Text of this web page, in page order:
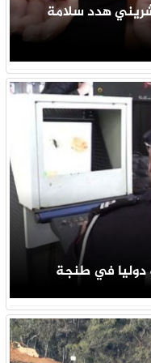
هدد سلامة
في طنجة